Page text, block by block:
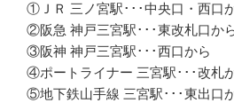
①ＪＲ 三ノ宮駅･･･中央口・西口
②阪急 神戸三宮駅･･･東改札口
③阪神 神戸三宮駅･･･西口
④ポートライナー 三宮駅･･･改札
⑤地下鉄山手線 三宮駅･･･東出口